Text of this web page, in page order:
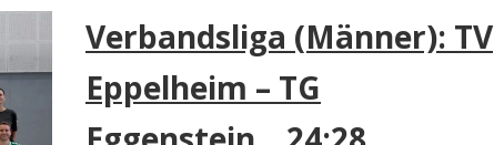
Verbandsliga (Männer): TV
Eppelheim – TG